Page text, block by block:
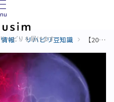
ハビリを届けます
報 リハビリ豆知識 【2025年版】脳梗塞・脳出血の再発を防ぐためのポイント